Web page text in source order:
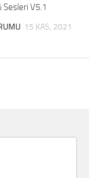
Sesleri V5.1
15 KAS, 2021